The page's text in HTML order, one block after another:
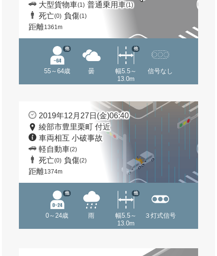
大型貨物車(1) 普通乗用車(1)
死亡(0) 負傷(1)
距離1361m
55～64歳
他
曇
幅5.5～
13.0m
他
信号なし
2019年12月27日(金)06:40
綾部市豊里栗町 付近
車両相互 小破事故
軽自動車(2)
死亡(0) 負傷(2)
距離1374m
0～24歳
他
雨
幅5.5～
13.0m
他
３灯式信号